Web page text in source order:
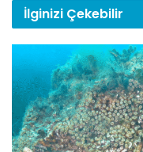
İlginizi Çekebilir